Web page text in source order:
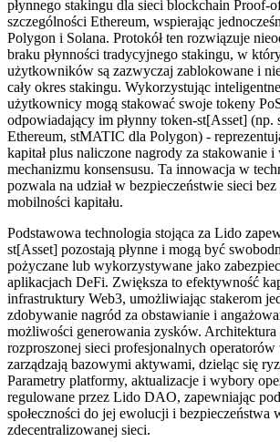
płynnego stakingu dla sieci blockchain Proof-
szczególności Ethereum, wspierając
Polygon i Solana. Protokół ten rozwiązuje
braku płynności tradycyjnego stakingu, w
użytkowników są zazwyczaj zablokowane i
cały okres stakingu. Wykorzystując
użytkownicy mogą stakować swoje tokeny
odpowiadający im płynny token-st[Asset] (np.
Ethereum, stMATIC dla Polygon) -
kapitał plus naliczone nagrody za stakowanie i
mechanizmu konsensusu. Ta innowacja w
pozwala na udział w bezpieczeństwie sieci
mobilności kapitału.
Podstawowa technologia stojąca za Lido
st[Asset] pozostają płynne i mogą być
pożyczane lub wykorzystywane jako
aplikacjach DeFi. Zwiększa to efektywność
infrastruktury Web3, umożliwiając stakerom
zdobywanie nagród za obstawianie i
możliwości generowania zysków. Architektura
rozproszonej sieci profesjonalnych operatorów
zarządzają bazowymi aktywami, dzieląc się
Parametry platformy, aktualizacje i wybory
regulowane przez Lido DAO, zapewniając
społeczności do jej ewolucji i bezpieczeństwa
zdecentralizowanej sieci.